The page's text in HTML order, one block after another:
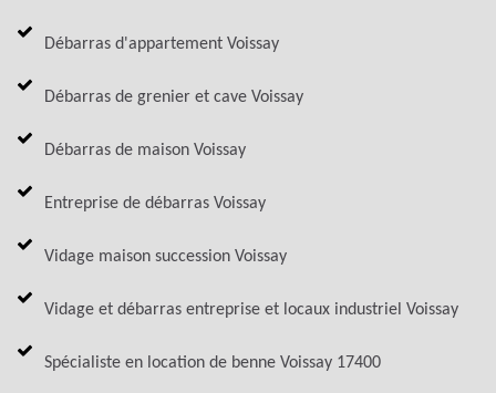
Débarras d'appartement Voissay
Débarras de grenier et cave Voissay
Débarras de maison Voissay
Entreprise de débarras Voissay
Vidage maison succession Voissay
Vidage et débarras entreprise et locaux industriel Voissay
Spécialiste en location de benne Voissay 17400